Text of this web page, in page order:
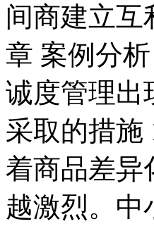
间商建立互
章 案例分
诚度管理出
采取的措施
着商品差异
越激烈。中